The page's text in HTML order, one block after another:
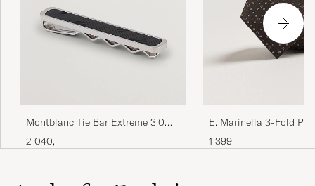
Montblanc Tie Bar Extreme 3.0
Black
2 040,-
E. Marinella 3-Fold
Tie Brown
1 399,-